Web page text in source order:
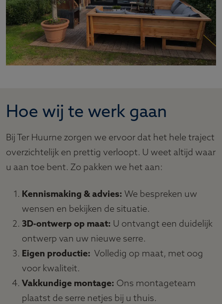
Hoe wij te werk gaan
Bij Ter Huurne zorgen we ervoor dat het hele traject
overzichtelijk en prettig verloopt. U weet altijd waar
u aan toe bent. Zo pakken we het aan:
Kennismaking & advies: We bespreken uw
wensen en bekijken de situatie.
3D-ontwerp op maat: U ontvangt een duidelijk
ontwerp van uw nieuwe serre.
Eigen productie: Volledig op maat, met oog
voor kwaliteit.
Vakkundige montage: Ons montageteam
plaatst de serre netjes bij u thuis.